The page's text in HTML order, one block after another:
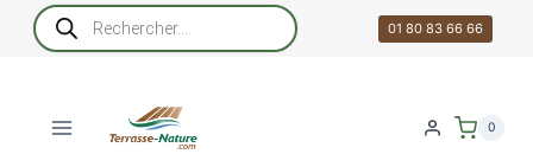
Recherche
de
produits
01 80 83 66 66
0